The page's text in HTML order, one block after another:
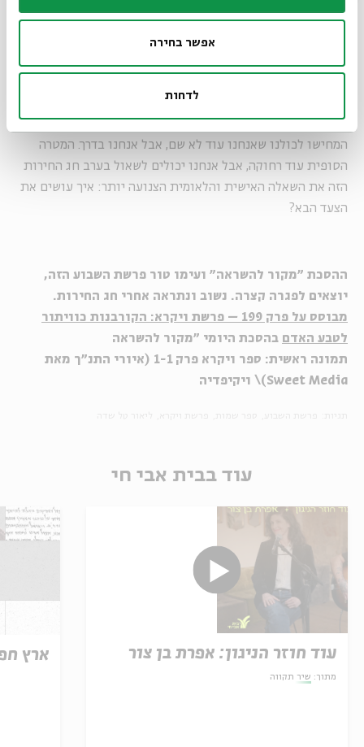
אפשר בחירה
לדחות
הדברים האלה נכונים גם לגבי היכולת לעבור משעבוד לחירות.
מיום שיצא ממצרים. אנחנו שרים שוב ושוב בהמנון שלנו ״להיות
המחישו לכולנו שאנחנו עוד לא שם, אבל אנחנו בדרך. המטרה
הסופית עוד רחוקה, אבל אנחנו יכולים לשאול בערב חג החירות
הזה את השאלה האישית והלאומית הצנועה יותר: איך עושים את
הצעד הבא?
ההסכת "מקור להשראה" ועימו טור פרשת השבוע הזה,
יוצאים לפגרה קצרה. נשוב ונתראה אחרי חג החירות.
מבוסס על
פרק 199 – פרשת ויקרא: הקורבנות כוויתור
לטבע האדם בהסכת היומי "מקור להשראה
תמונה ראשית:
ספר ויקרא פרק 1-1 (איורי התנ"ך מאת
Sweet Media)\ ויקיפדיה
עוד בבית אבי חי
עוד חוזר הניגון: אפרת בן צור
מתוך: שיר תקווה
ארץ